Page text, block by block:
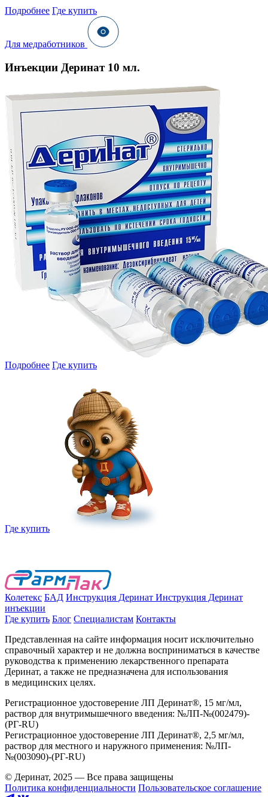
Подробнее Где купить
Для медработников
Инъекции Деринат 10 мл.
Подробнее Где купить
Где купить
Колетекс БАД Инструкция Деринат Инструкция Деринат
инъекции
Где купить Блог Специалистам Контакты
Представленная на сайте информация носит исключительно
справочный характер и не должна восприниматься в качестве
руководства к применению лекарственного препарата
Деринат, а также не предназначена для использования
в медицинских целях.
Регистрационное удостоверение ЛП Деринат®, 15 мг/мл,
раствор для внутримышечного введения: №ЛП-№(002479)-
(РГ-RU)
Регистрационное удостоверение ЛП Деринат®, 2,5 мг/мл,
раствор для местного и наружного применения: №ЛП-
№(003090)-(РГ-RU)
© Деринат, 2025 — Все права защищены
Политика конфиденциальности Пользовательское соглашение